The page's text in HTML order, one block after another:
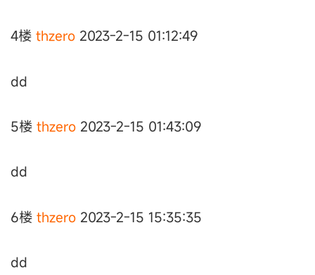
4楼 thzero 2023-2-15 01:12:49
dd
5楼 thzero 2023-2-15 01:43:09
dd
6楼 thzero 2023-2-15 15:35:35
dd